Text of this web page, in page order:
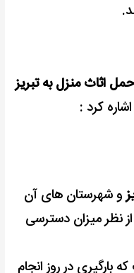
حمل اثاث منزل به تبریز
کرد :
و شهرستان های آن
از نظر میزان دسترسی
بارگیری در روز انجام